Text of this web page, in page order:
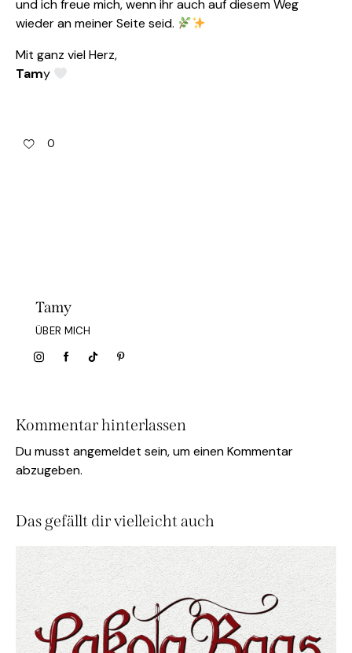
und ich freue mich, wenn ihr auch auf diesem Weg
wieder an meiner Seite seid.
Mit ganz viel Herz,
Tamy
0
Tamy
ÜBER MICH
Kommentar hinterlassen
Du musst angemeldet sein, um einen Kommentar
abzugeben.
Das gefällt dir vielleicht auch